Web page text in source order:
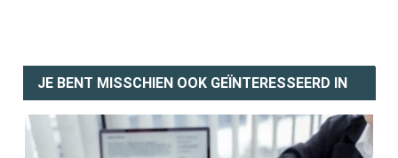
JE BENT MISSCHIEN OOK GEÏNTERESSEERD IN